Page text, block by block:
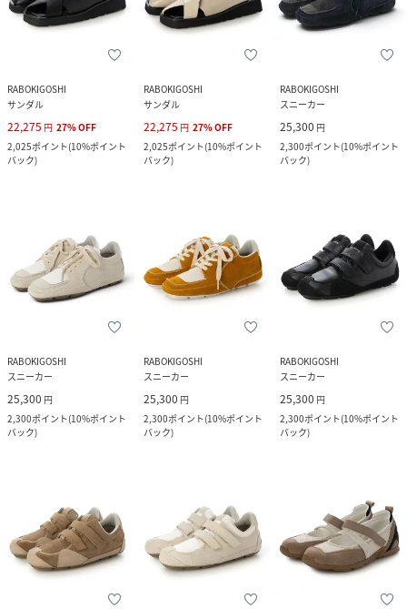
RABOKIGOSHI
サンダル
22,275 円 27%OFF
2,025ポイント(10%ポイント
バック)
RABOKIGOSHI
サンダル
22,275 円 27%OFF
2,025ポイント(10%ポイント
バック)
RABOKIGOSHI
スニーカー
25,300 円
2,300ポイント(10%ポイント
バック)
RABOKIGOSHI
スニーカー
25,300 円
2,300ポイント(10%ポイント
バック)
RABOKIGOSHI
スニーカー
25,300 円
2,300ポイント(10%ポイント
バック)
RABOKIGOSHI
スニーカー
25,300 円
2,300ポイント(10%ポイント
バック)